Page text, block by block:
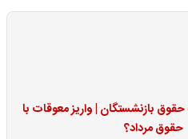
بازنشستگان | واریز معوقات با
حقوق مرداد؟